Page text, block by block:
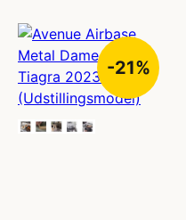
-21%